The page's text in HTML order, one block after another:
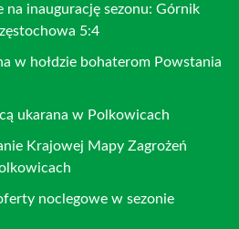
na inaugurację sezonu: Górnik
5:4
w hołdzie bohaterom Powstania
ukarana w Polkowicach
Krajowej Mapy Zagrożeń
noclegowe w sezonie